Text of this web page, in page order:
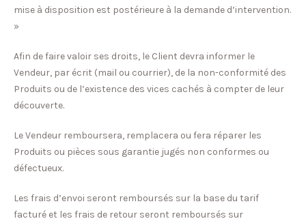
mise à disposition est postérieure à la demande d’intervention.
»
Afin de faire valoir ses droits, le Client devra informer le
Vendeur, par écrit (mail ou courrier), de la non-conformité des
Produits ou de l’existence des vices cachés à compter de leur
découverte.
Le Vendeur remboursera, remplacera ou fera réparer les
Produits ou pièces sous garantie jugés non conformes ou
défectueux.
Les frais d’envoi seront remboursés sur la base du tarif
facturé et les frais de retour seront remboursés sur